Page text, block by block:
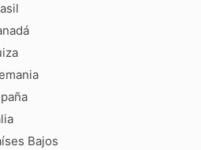
Bajos